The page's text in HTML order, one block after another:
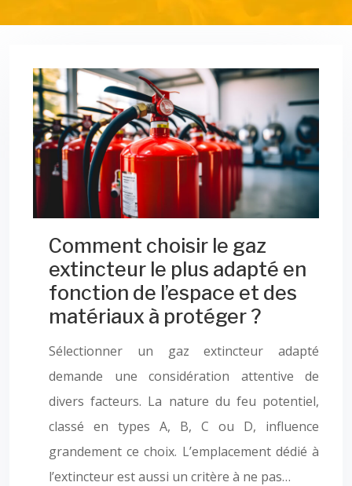
Comment choisir le gaz
extincteur le plus adapté en
fonction de l’espace et des
matériaux à protéger ?
Sélectionner un gaz extincteur adapté
demande une considération attentive de
divers facteurs. La nature du feu potentiel,
classé en types A, B, C ou D, influence
grandement ce choix. L’emplacement dédié à
l’extincteur est aussi un critère à ne pas…